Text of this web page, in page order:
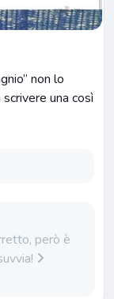
non lo
una così
però è